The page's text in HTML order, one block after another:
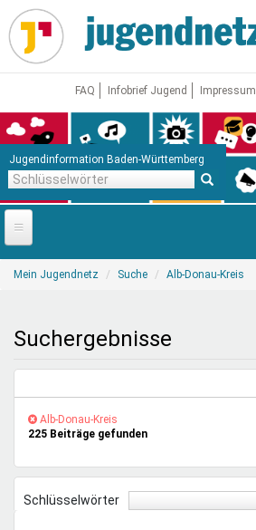
Direkt
zum
Inhalt
FAQ Infobrief Jugend Impressum
Jugendinformation Baden-Württemberg
Startseite
Freizeit & Reisen
Mentoren & Projekte
Schule & Beruf
Sie
Mein Jugendnetz Suche Alb-Donau-Kreis
Suchergebnisse
(-) Alb-
Donau-
Filter
Alb-Donau-Kreis
225 Beiträge gefunden
Schlüsselwörter